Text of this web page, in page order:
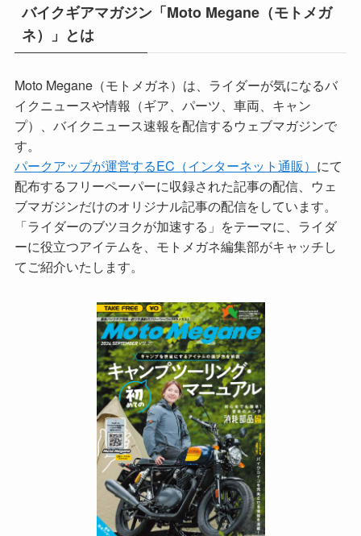
バイクギアマガジン「Moto Megane（モトメガ
ネ）」とは
Moto Megane（モトメガネ）は、ライダーが気になるバ
イクニュースや情報（ギア、パーツ、車両、キャン
プ）、バイクニュース速報を配信するウェブマガジンで
す。
パークアップが運営するEC（インターネット通販） にて
配布するフリーペーパーに収録された記事の配信、ウェ
ブマガジンだけのオリジナル記事の配信をしています。
「ライダーのブツヨクが加速する」をテーマに、ライダ
ーに役立つアイテムを、モトメガネ編集部がキャッチし
てご紹介いたします。